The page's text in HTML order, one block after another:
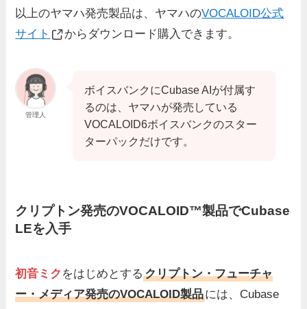
以上のヤマハ発売製品は、ヤマハのVOCALOID公式
サイト
からダウンロード購入できます。
管理人
ボイスバンクにCubase AIが付属す
るのは、ヤマハが発売している
VOCALOID6ボイスバンクのスター
ターパックだけです。
クリプトン発売のVOCALOID™製品でCubase
LEを入手
初音ミク をはじめとするクリプトン・フューチャ
ー・メディア発売のVOCALOID製品には、Cubase